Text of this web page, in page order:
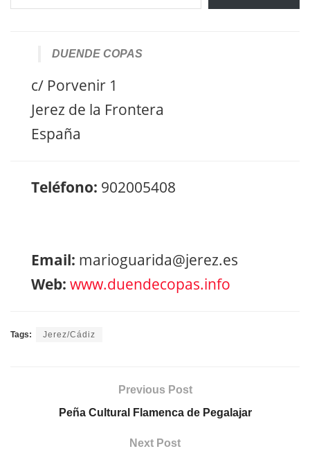
DUENDE COPAS
c/ Porvenir 1
Jerez de la Frontera
España
Teléfono: 902005408
Email: marioguarida@jerez.es
Web: www.duendecopas.info
Tags: Jerez/Cádiz
Previous Post
Peña Cultural Flamenca de Pegalajar
Next Post